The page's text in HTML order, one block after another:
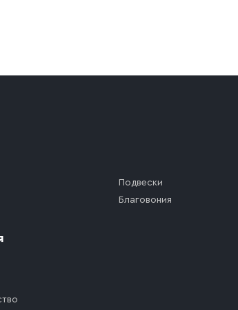
которое максимально близко к месту
Подвески
Благовония